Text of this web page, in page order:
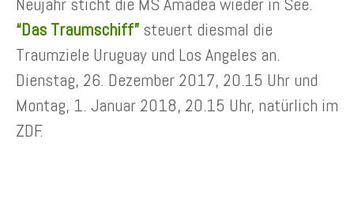
“Das Traumschiff” steuert diesmal die
Traumziele Uruguay und Los Angeles an.
Dienstag, 26. Dezember 2017, 20.15 Uhr und
Montag, 1. Januar 2018, 20.15 Uhr, natürlich im
ZDF.